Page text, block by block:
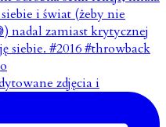
zdjęcia i